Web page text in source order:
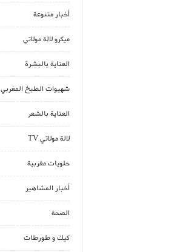
أخبار متنوعة
ميكرو لالة مولاتي
العناية بالبشرة
شهيوات الطبخ المغربي
العناية بالشعر
لالة مولاتي TV
حلويات مغربية
أخبار المشاهير
الصحة
كيك و طورطات